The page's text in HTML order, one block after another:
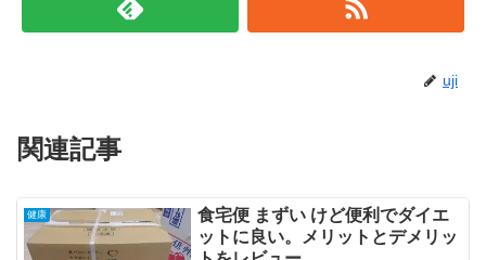
uji
関連記事
健康
食宅便 まずい けど便利でダイエ
ットに良い。メリットとデメリッ